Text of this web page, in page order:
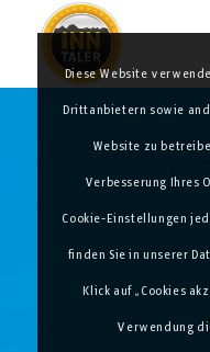
Diese Website
Drittanbietern sowie
Website zu
Verbesserung Ihres
Cookie-Einstellungen
finden Sie in unserer
Klick auf „Cookies
Verwendung